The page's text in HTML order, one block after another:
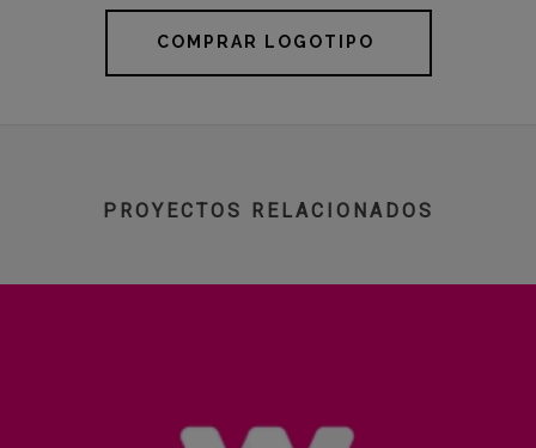
COMPRAR LOGOTIPO
PROYECTOS RELACIONADOS